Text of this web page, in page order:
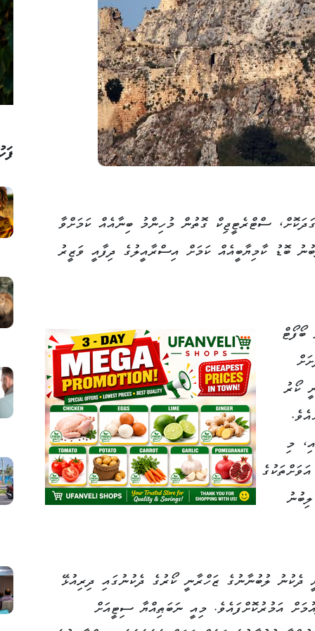
ސްޓްރެޓީޖިކް ގޮތުން މުހިންމު ބިނާއެއް ކަމަށްވާ
ބޮޑު ކާމިޔާބީއެއް ކަމަށް އިސްރާއީލުގެ ދިފާއީ ވަޒީރު
ބޯފޯޓް
ކޯރު
މި
ލުބުނާނުގެ ޒަހްރާނީ ކޯރުގެ ދެކުނުގައި ދިރިއުޅޭ
އަމުރުކޮށްފައެވެ. މިއީ ނަބަޠިއްޔާ ސިޓީއަށް